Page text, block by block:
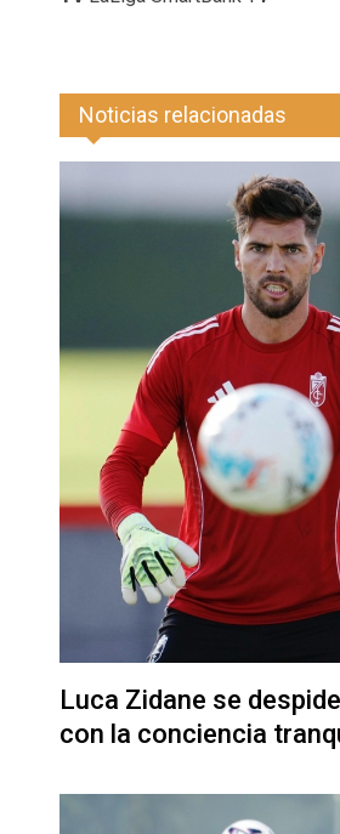
Noticias relacionadas
Luca Zidane se
con la conciencia